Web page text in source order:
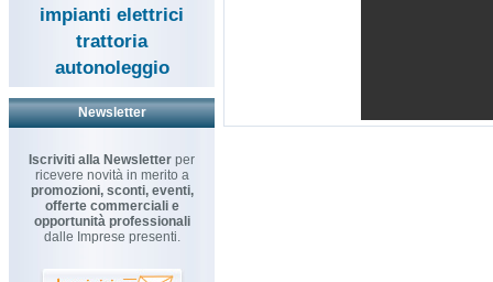
impianti elettrici
trattoria
autonoleggio
Newsletter
Iscriviti alla Newsletter per
ricevere novità in merito a
promozioni, sconti, eventi,
offerte commerciali e
opportunità professionali
dalle Imprese presenti.